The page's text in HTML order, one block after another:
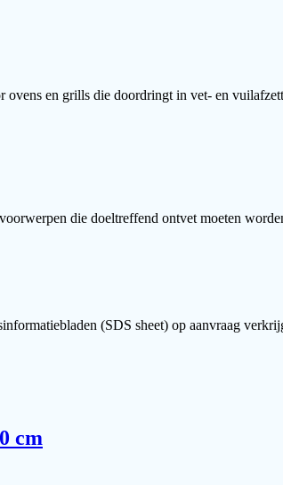
ovens en grills die doordringt in vet- en
die doeltreffend ontvet moeten
(SDS sheet) op aanvraag
cm